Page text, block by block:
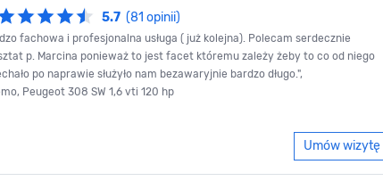
5.7 (81 opinii)
fachowa i profesjonalna usługa ( już kolejna). Polecam serdecznie
p. Marcina ponieważ to jest facet któremu zależy żeby to co od niego
po naprawie służyło nam bezawaryjnie bardzo długo.",
Peugeot 308 SW 1,6 vti 120 hp
Umów wizytę